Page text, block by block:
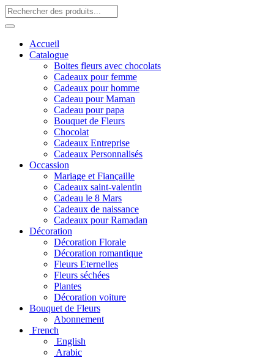
Accueil
Catalogue
Boites fleurs avec chocolats
Cadeaux pour femme
Cadeaux pour homme
Cadeau pour Maman
Cadeau pour papa
Bouquet de Fleurs
Chocolat
Cadeaux Entreprise
Cadeaux Personnalisés
Occassion
Mariage et Fiançaille
Cadeaux saint-valentin
Cadeau le 8 Mars
Cadeaux de naissance
Cadeaux pour Ramadan
Décoration
Décoration Florale
Décoration romantique
Fleurs Eternelles
Fleurs séchées
Plantes
Décoration voiture
Bouquet de Fleurs
Abonnement
French
English
Arabic